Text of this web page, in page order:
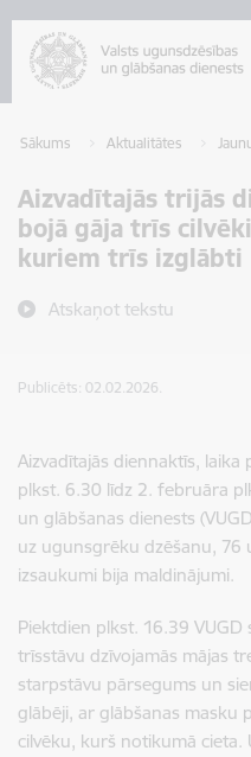
Sākums Aktualitātes
Aizvadītajās trijās
bojā gāja trīs
kuriem trīs izglābti
Atskaņot tekstu
Publicēts: 02.02.2026.
Aizvadītajās diennaktīs, laika
plkst. 6.30 līdz 2. februāra
un glābšanas dienests
uz ugunsgrēku dzēšanu, 76
izsaukumi bija maldinājumi.
Piektdien plkst. 16.39
trīsstāvu dzīvojamās mājas
starpstāvu pārsegums un
glābēji, ar glābšanas masku
cilvēku, kurš notikumā cieta.